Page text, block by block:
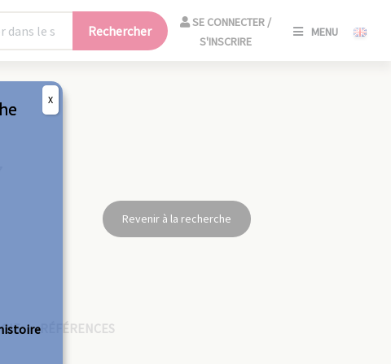
Rechercher
SE CONNECTER /
S'INSCRIRE
MENU
Revenir à la recherche
RÉFÉRENCES
X